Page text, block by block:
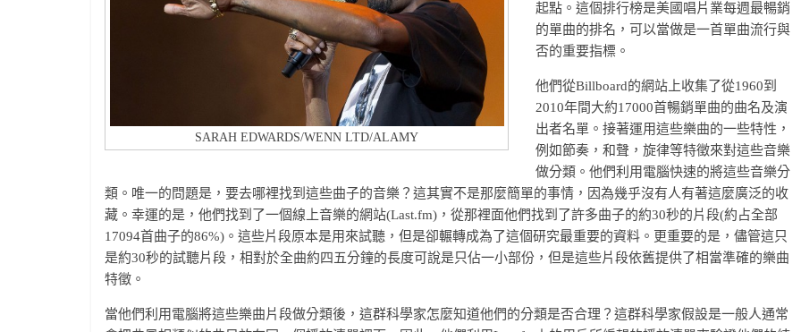
SARAH EDWARDS/WENN LTD/ALAMY
起點。這個排行榜是美國唱片業每週最暢銷
的單曲的排名，可以當做是一首單曲流行與
否的重要指標。
他們從Billboard的網站上收集了從1960到
2010年間大約17000首暢銷單曲的曲名及演
出者名單。接著運用這些樂曲的一些特性，
例如節奏，和聲，旋律等特徵來對這些音樂
做分類。他們利用電腦快速的將這些音樂分
類。唯一的問題是，要去哪裡找到這些曲子的音樂？這其實不是那麼簡單的事情，因為幾乎沒有人有著這麼廣泛的收
藏。幸運的是，他們找到了一個線上音樂的網站(Last.fm)，從那裡面他們找到了許多曲子的約30秒的片段(約占全部
17094首曲子的86%)。這些片段原本是用來試聽，但是卻輾轉成為了這個研究最重要的資料。更重要的是，儘管這只
是約30秒的試聽片段，相對於全曲約四五分鐘的長度可說是只佔一小部份，但是這些片段依舊提供了相當準確的樂曲
特徵。
當他們利用電腦將這些樂曲片段做分類後，這群科學家怎麼知道他們的分類是否合理？這群科學家假設是一般人通常